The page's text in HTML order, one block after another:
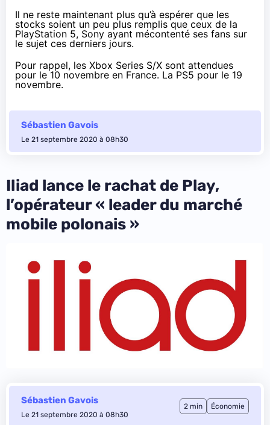
Il ne reste maintenant plus qu’à espérer que les
stocks soient un peu plus remplis que ceux de la
PlayStation 5, Sony ayant mécontenté ses fans sur
le sujet ces derniers jours.
Pour rappel, les Xbox Series S/X sont attendues
pour le 10 novembre en France. La PS5 pour le 19
novembre.
Sébastien Gavois
Le 21 septembre 2020 à 08h30
Iliad lance le rachat de Play,
l’opérateur « leader du marché
mobile polonais »
Sébastien Gavois
Le 21 septembre 2020 à 08h30
2 min Économie